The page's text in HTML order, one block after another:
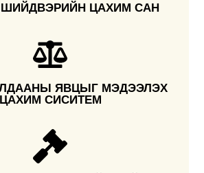
ЦАХИМ САН
ЯВЦЫГ МЭДЭЭЛЭХ
ЦАХИМ СИСИТЕМ